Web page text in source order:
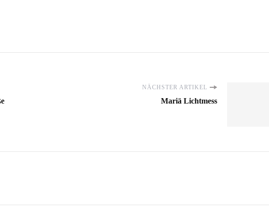
NÄCHSTER ARTIKEL
Mariä Lichtmess